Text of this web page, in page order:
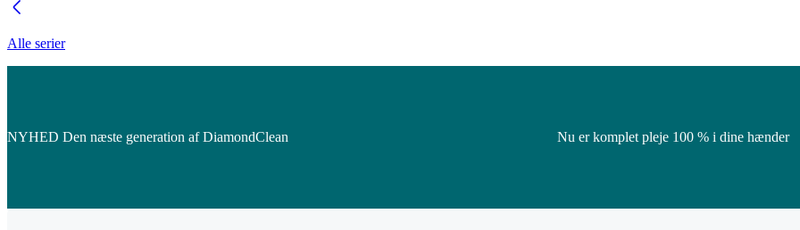
Alle serier
NYHED Den næste generation af DiamondClean Nu er komplet pleje 100 % i dine hænder